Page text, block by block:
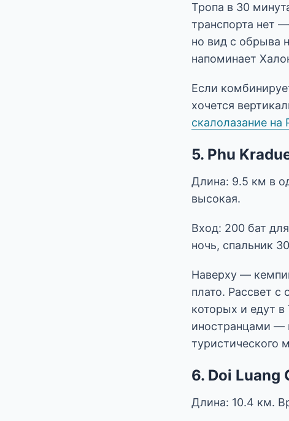
Тропа в 30
транспорта нет
но вид с обрыва
напоминает
Если
хочется
скалолазание на
5. Phu
Длина: 9.5 км в
высокая.
Вход: 200 бат
ночь, спальник
Наверху —
плато. Рассвет
которых и едут в
иностранцами —
туристического
6. Doi Luang
Длина: 10.4 км.